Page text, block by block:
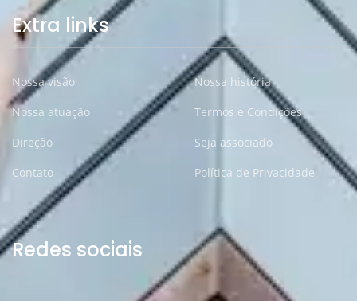
Extra links
Nossa visão
Nossa história
Nossa atuação
Termos e Condições
Direção
Seja associado
Contato
Política de Privacidade
Redes sociais